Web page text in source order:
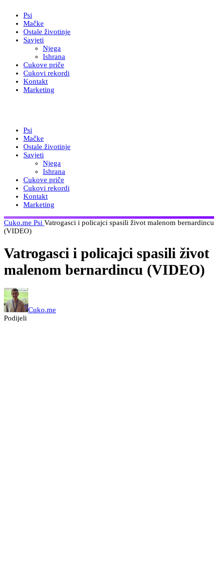
Psi
Mačke
Ostale životinje
Savjeti
Njega
Ishrana
Cukove priče
Cukovi rekordi
Kontakt
Marketing
Psi
Mačke
Ostale životinje
Savjeti
Njega
Ishrana
Cukove priče
Cukovi rekordi
Kontakt
Marketing
Cuko.me Psi Vatrogasci i policajci spasili život malenom bernardincu
(VIDEO)
Vatrogasci i policajci spasili život
malenom bernardincu (VIDEO)
Cuko.me
Podijeli